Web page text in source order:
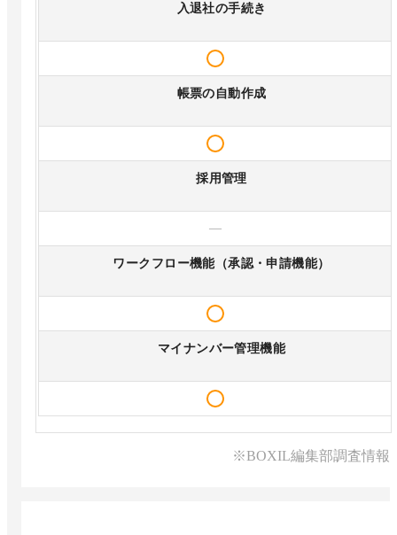
入退社の手続き
帳票の自動作成
採用管理
—
ワークフロー機能（承認・申請機能）
マイナンバー管理機能
※BOXIL編集部調査情報